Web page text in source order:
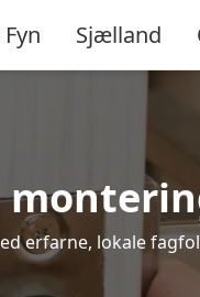
Fyn Sjælland
erfarne, lokale